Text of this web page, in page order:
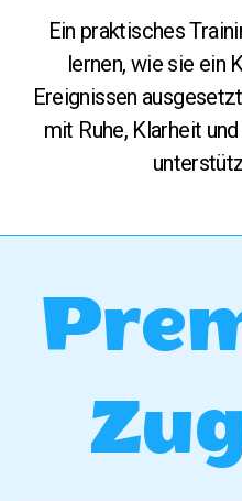
Ein praktisches
lernen, wie sie ein
Ereignissen
mit Ruhe, Klarheit